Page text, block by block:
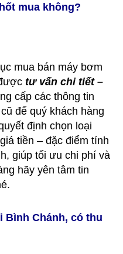
mua không?
mua bán máy bơm
tư vấn chi tiết –
cấp các thông tin
để quý khách hàng
định chọn loại
tiền – đặc điểm tính
giúp tối ưu chi phí và
hãy yên tâm tin
Bình Chánh, có thu